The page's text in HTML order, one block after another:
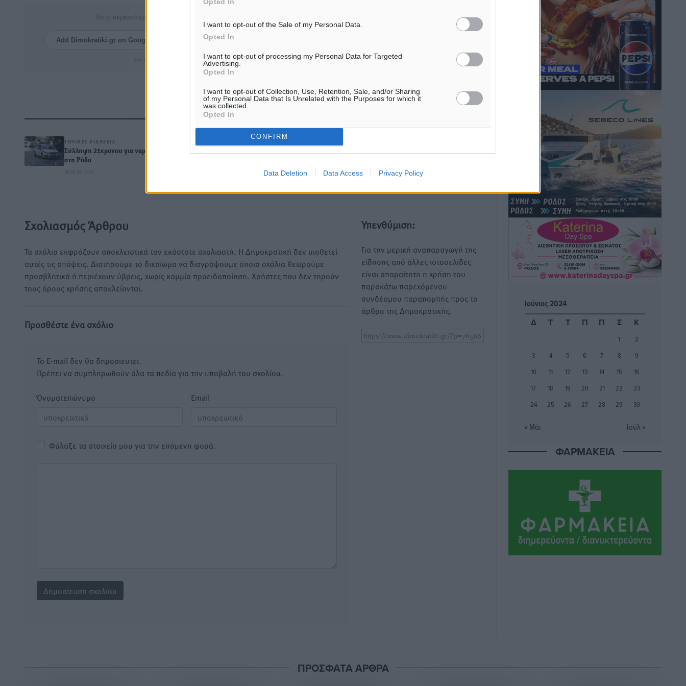
I want to opt-out of the Sale of my Personal Data.
Opted In
I want to opt-out of processing my Personal Data for Targeted
Advertising.
Opted In
I want to opt-out of Collection, Use, Retention, Sale, and/or Sharing
of my Personal Data that Is Unrelated with the Purposes for which it
was collected.
Opted In
CONFIRM
Data Deletion Data Access Privacy Policy
Δείτε περισσότερα άρθρα μας στα αποτελέσματα αναζήτησης
Add Dimokratiki.gr on Google ↗ Ακολουθήστε μας στο Google News ★ ↗
Στο Google News πατήστε ★ Ακολουθήστε
ΔΙΑΒΑΣΕ ΕΠΙΣΗΣ
ΤΟΠΙΚΈΣ ΕΙΔΉΣΕΙΣ
Σύλληψη 21χρονου για ναρκωτικά
στη Ρόδο
06.08.26 · 14:13
στόχος η επιμήκυνση της
τουριστικής σεζόν στο νησί
Σχολιασμός Άρθρου
Τα σχόλια εκφράζουν αποκλειστικά τον εκάστοτε σχολιαστή. Η Δημοκρατική δεν υιοθετεί
αυτές τις απόψεις. Διατηρούμε το δικαίωμα να διαγράψουμε όποια σχόλια θεωρούμε
προσβλητικά ή περιέχουν ύβρεις, χωρίς καμμία προειδοποίηση. Χρήστες που δεν τηρούν
τους όρους χρήσης αποκλείονται.
Προσθέστε ένα σχόλιο
Το E-mail δεν θα δημοσιευτεί.
Πρέπει να συμπληρωθούν όλα τα πεδία για την υποβολή του σχολίου.
Όνοματεπώνυμο Email
Φύλαξε τα στοιχεία μου για την επόμενη φορά.
Υπενθύμιση:
Για την μερική αναπαραγωγή της
είδησης από άλλες ιστοσελίδες
είναι απαραίτητη η χρήση του
παρακάτω παρεχόμενου
συνδέσμου παραπομπής προς το
άρθρο της Δημοκρατικής.
Νέες ταυτότητες: Ποιοι πρέπει να τις
αλλάξουν άμεσα και ποιοι όχι
• πριν 2 ώρες
Στον Ιπποκράτη η Μαρία Βλάχου
Αθλητικά• πριν 2 ώρες
Οικονομική ενίσχυση για συντήρηση
στο κλειστό της Καρπάθου
Αθλητικά• πριν 2 ώρες
Στάθης Αντωνάς: Ένα βήμα πριν από
επαγγελματικό συμβόλαιο πυγμαχίας
με MTGP και BXGP για Ευρώπη και
Αυστραλία
Αθλητικά• πριν 2 ώρες
ΚΑΕ Κολοσσός: Τα… ευρωπαϊκά
εισιτήρια διαρκείας
Αθλητικά• πριν 2 ώρες
Καρτσαμάρη
Η Μανίσα πήρε Buie και Davis
Αθλητικά πριν 2 ώρες
εμπειρία, επιστημονική γνώση και
σύγχρονες μεθόδους»
Νίκος Κοντίτσης
Αθλητικά• πριν 2 ώρες
Συναυλία Μάριου Φραγκούλη –
Πολιτιστικά πριν 2 ώρες
Ιούνιος 2024
Δ
Τ Τ Π Π Σ Κ
1
2
3
4 5 6 7 8
9
10
11 12 13 14 15
16
17
18 19 20 21 22
23
24
25 26 27 28 29 30
« Μάι Ιούλ »
ΦΑΡΜΑΚΕΙΑ
ΠΡΟΣΦΑΤΑ ΑΡΘΡΑ